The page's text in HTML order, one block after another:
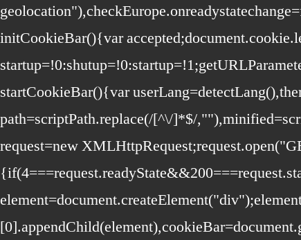
initCookieBar(){var
startCookieBar(){var
path=scriptPath.replace(/[^\/]*$/
request=new